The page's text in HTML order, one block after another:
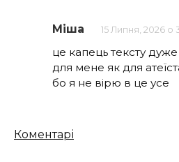
Міша 15 Липня, 2026 о
це капець тексту дуже
для мене як для
бо я не вірю в це усе
Кількість
Коментарі